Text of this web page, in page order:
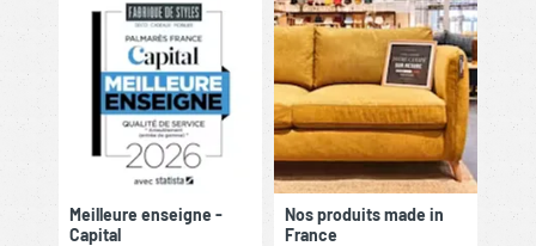
Meilleure enseigne -
Capital
Nos produits made in
France